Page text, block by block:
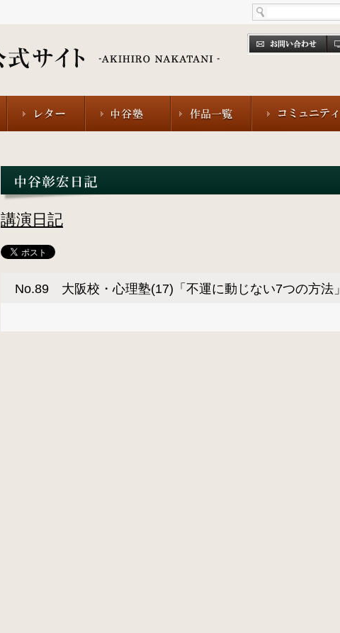
講演日記
No.89 大阪校・心理塾(17)「不運に動じない7つの方法」